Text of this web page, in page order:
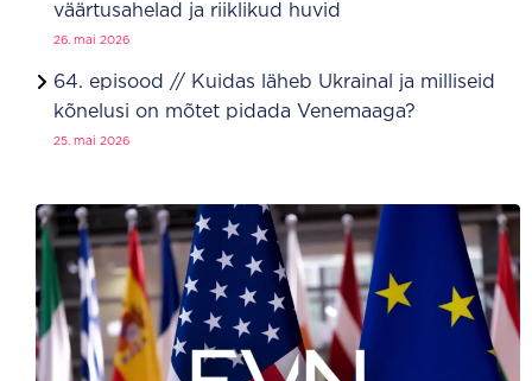
väärtusahelad ja riiklikud huvid
26. mai 2026
64. episood // Kuidas läheb Ukrainal ja milliseid
kõnelusi on mõtet pidada Venemaaga?
25. mai 2026